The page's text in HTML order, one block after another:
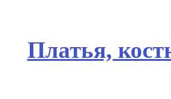
Платья,